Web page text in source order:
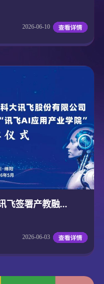
2026-06-10
飞签署产教融...
2026-06-03